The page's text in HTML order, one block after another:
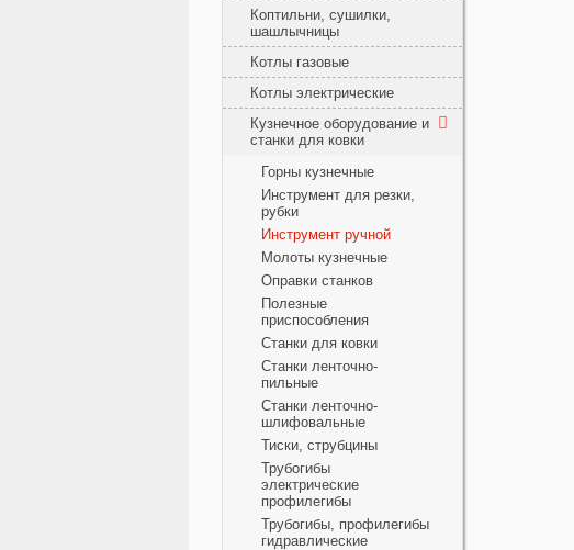
Коптильни, сушилки,
шашлычницы
Котлы газовые
Котлы электрические
Кузнечное оборудование и
станки для ковки
Горны кузнечные
Инструмент для резки,
рубки
Инструмент ручной
Молоты кузнечные
Оправки станков
Полезные
приспособления
Станки для ковки
Станки ленточно-
пильные
Станки ленточно-
шлифовальные
Тиски, струбцины
Трубогибы
электрические
профилегибы
Трубогибы, профилегибы
гидравлические